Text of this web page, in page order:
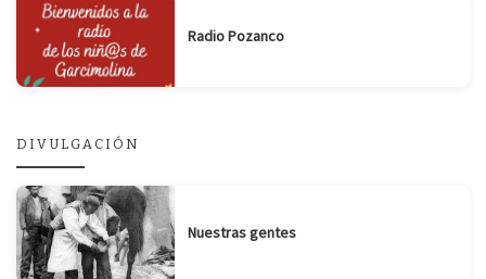
Radio Pozanco
DIVULGACIÓN
Nuestras gentes